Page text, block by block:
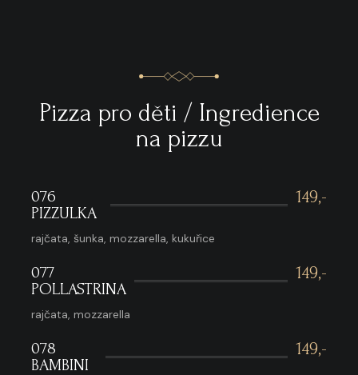
Pizza pro děti / Ingredience
na pizzu
076
PIZZULKA
149,-
rajčata, šunka, mozzarella, kukuřice
077
POLLASTRINA
149,-
rajčata, mozzarella
078
BAMBINI
149,-